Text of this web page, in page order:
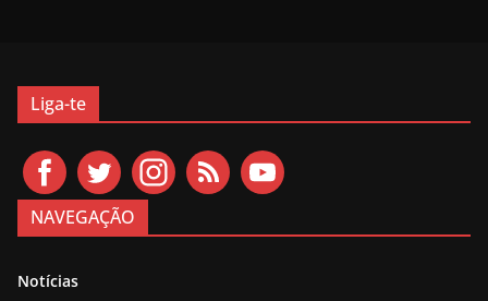
Liga-te
NAVEGAÇÃO
Notícias